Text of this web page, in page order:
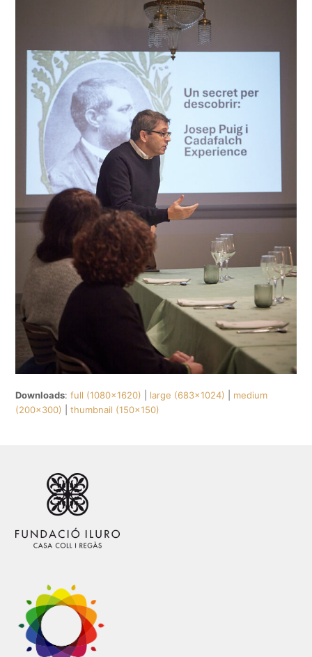
Downloads:full (1080x1620) large (683x1024)
medium
(200x300) |thumbnail (150x150)